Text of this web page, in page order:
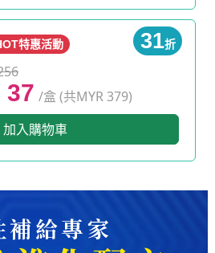
特惠活動 31折
37 /盒 (共MYR 379)
加入購物車
補給專家